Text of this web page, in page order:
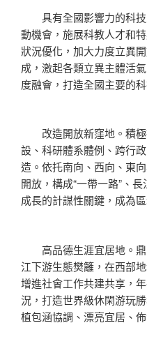
具有全國影響力的科技
動機會，施展科教人才和
狀況優化，加大力度立異
成，激起各類立異主體活
度融會，打造全國主要的
改造開放新窪地。積極
設、科研體系體例、跨行
造。依托南向、西向、東
開放，構成“一帶一路”、
成長的計謀性關鍵，成為
高品德生涯宜居地。鼎
江下游生態樊籬，在西部
增進社會工作共建共享，
況，打造世界級休閑游玩
植包涵協調、漂亮宜居、